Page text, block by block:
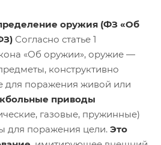
оружия (ФЗ «Об
Согласно статье 1
«Об оружии», оружие —
конструктивно
для поражения живой или
приводы
газовые, пружинные)
для поражения цели. Это